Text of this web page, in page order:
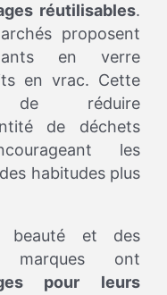
réutilisables.
proposent
en verre
en vrac. Cette
de réduire
de déchets
les
habitudes plus
beauté et des
marques ont
pour leurs